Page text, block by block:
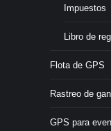
Impuestos
Libro de
Flota de GPS
Rastreo de
GPS para